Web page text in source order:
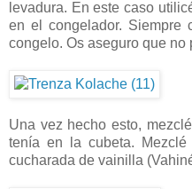
levadura. En este caso
en el congelador. Siempre
congelo. Os aseguro que
Una vez hecho esto,
tenía en la cubeta.
cucharada de vainilla